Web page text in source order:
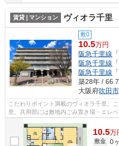
賃貸 | マンション ヴィオラ千里
敷0
10.5万円
阪急千里線 「
阪急千里線 「
阪急千里線 「
築28年 /
大阪府吹田市
こだわりポイント満載のヴィオラ千里。
里。共用部には敷地内ごみ置き場・エレ
10.5万
敷金 0